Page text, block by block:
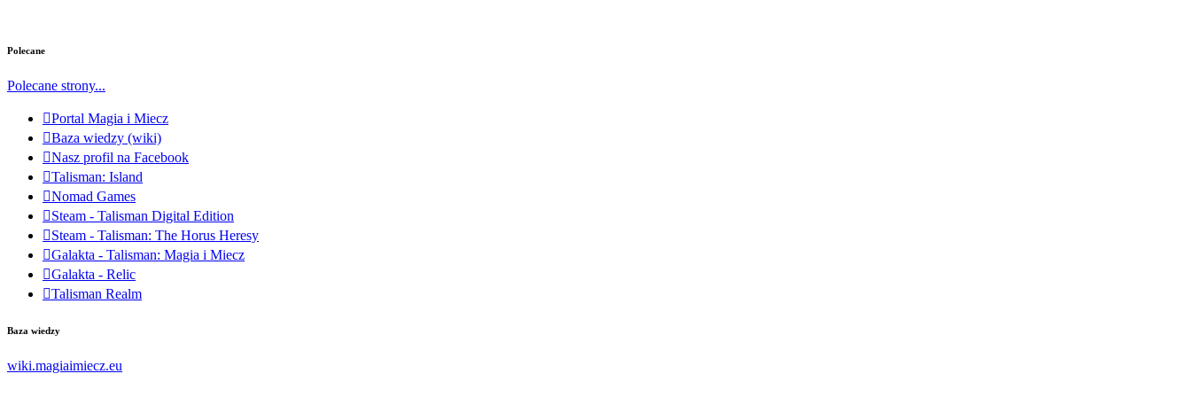
Polecane
Polecane strony...
Portal Magia i Miecz
Baza wiedzy (wiki)
Nasz profil na Facebook
Talisman: Island
Nomad Games
Steam - Talisman Digital Edition
Steam - Talisman: The Horus Heresy
Galakta - Talisman: Magia i Miecz
Galakta - Relic
Talisman Realm
Baza wiedzy
wiki.magiaimiecz.eu